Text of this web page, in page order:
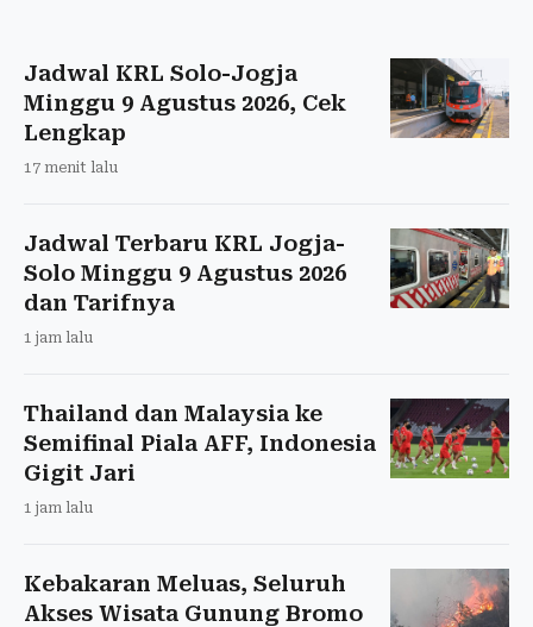
Jadwal KRL Solo-Jogja
Minggu 9 Agustus 2026, Cek
Lengkap
17 menit lalu
Jadwal Terbaru KRL Jogja-
Solo Minggu 9 Agustus 2026
dan Tarifnya
1 jam lalu
Thailand dan Malaysia ke
Semifinal Piala AFF, Indonesia
Gigit Jari
1 jam lalu
Kebakaran Meluas, Seluruh
Akses Wisata Gunung Bromo